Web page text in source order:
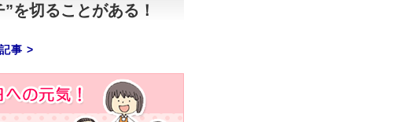
を切ることがある！
事 >